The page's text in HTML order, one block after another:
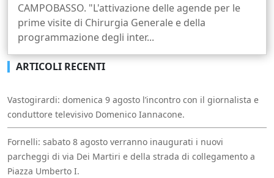
CAMPOBASSO. "L'attivazione delle agende per le
prime visite di Chirurgia Generale e della
programmazione degli inter...
ARTICOLI RECENTI
Vastogirardi: domenica 9 agosto l’incontro con il giornalista e
conduttore televisivo Domenico Iannacone.
Fornelli: sabato 8 agosto verranno inaugurati i nuovi
parcheggi di via Dei Martiri e della strada di collegamento a
Piazza Umberto I.